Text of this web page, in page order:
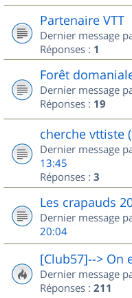
Partenaire VTT
Dernier message
Réponses : 1
Forêt
Dernier message
Réponses : 19
cherche vttiste
Dernier message
13:45
Réponses : 3
Les crapauds
Dernier message
20:04
[Club57]--> On
Dernier message
Réponses : 211